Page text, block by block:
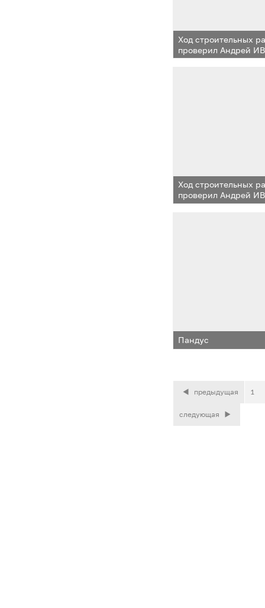
Ход строительных
проверил Андрей
Ход строительных
проверил Андрей
Пандус
предыдущая 1
следующая